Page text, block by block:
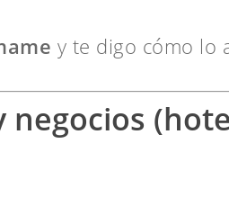
y te digo cómo lo